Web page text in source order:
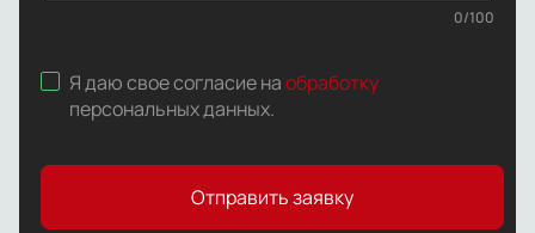
0/100
Я даю свое согласие наобработку
персональных данных.
Отправить заявку